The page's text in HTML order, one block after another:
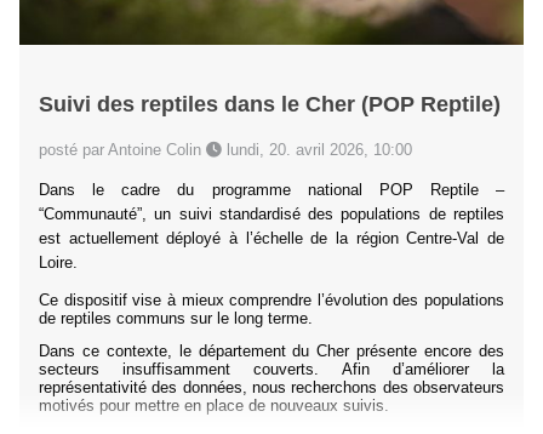
Suivi des reptiles dans le Cher (POP Reptile)
posté par Antoine Colin lundi, 20. avril 2026, 10:00
Dans le cadre du programme national POP Reptile –
“Communauté”, un suivi standardisé des populations de reptiles
est actuellement déployé à l’échelle de la région Centre-Val de
Loire.
Ce dispositif vise à mieux comprendre l’évolution des populations
de reptiles communs sur le long terme.
Dans ce contexte, le département du Cher présente encore des
secteurs insuffisamment couverts. Afin d’améliorer la
représentativité des données, nous recherchons des observateurs
motivés pour mettre en place de nouveaux suivis.